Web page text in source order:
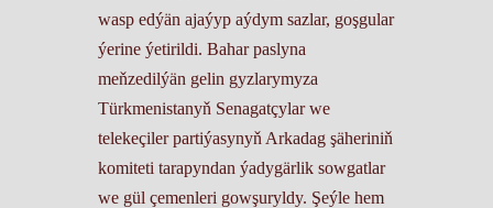
wasp edýän ajaýyp aýdym sazlar, goşgular
ýerine ýetirildi. Bahar paslyna
meňzedilýän gelin gyzlarymyza
Türkmenistanyň Senagatçylar we
telekeçiler partiýasynyň Arkadag şäheriniň
komiteti tarapyndan ýadygärlik sowgatlar
we gül çemenleri gowşuryldy. Şeýle hem